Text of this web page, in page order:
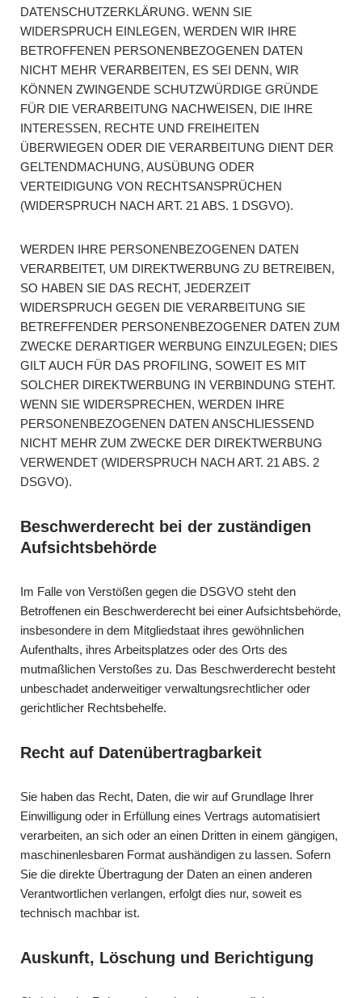
DATENSCHUTZERKLÄRUNG. WENN SIE
WIDERSPRUCH EINLEGEN, WERDEN WIR IHRE
BETROFFENEN PERSONENBEZOGENEN DATEN
NICHT MEHR VERARBEITEN, ES SEI DENN, WIR
KÖNNEN ZWINGENDE SCHUTZWÜRDIGE GRÜNDE
FÜR DIE VERARBEITUNG NACHWEISEN, DIE IHRE
INTERESSEN, RECHTE UND FREIHEITEN
ÜBERWIEGEN ODER DIE VERARBEITUNG DIENT DER
GELTENDMACHUNG, AUSÜBUNG ODER
VERTEIDIGUNG VON RECHTSANSPRÜCHEN
(WIDERSPRUCH NACH ART. 21 ABS. 1 DSGVO).
WERDEN IHRE PERSONENBEZOGENEN DATEN
VERARBEITET, UM DIREKTWERBUNG ZU BETREIBEN,
SO HABEN SIE DAS RECHT, JEDERZEIT
WIDERSPRUCH GEGEN DIE VERARBEITUNG SIE
BETREFFENDER PERSONENBEZOGENER DATEN ZUM
ZWECKE DERARTIGER WERBUNG EINZULEGEN; DIES
GILT AUCH FÜR DAS PROFILING, SOWEIT ES MIT
SOLCHER DIREKTWERBUNG IN VERBINDUNG STEHT.
WENN SIE WIDERSPRECHEN, WERDEN IHRE
PERSONENBEZOGENEN DATEN ANSCHLIESSEND
NICHT MEHR ZUM ZWECKE DER DIREKTWERBUNG
VERWENDET (WIDERSPRUCH NACH ART. 21 ABS. 2
DSGVO).
Beschwerde­recht bei der zuständigen
Aufsichts­behörde
Im Falle von Verstößen gegen die DSGVO steht den
Betroffenen ein Beschwerderecht bei einer Aufsichtsbehörde,
insbesondere in dem Mitgliedstaat ihres gewöhnlichen
Aufenthalts, ihres Arbeitsplatzes oder des Orts des
mutmaßlichen Verstoßes zu. Das Beschwerderecht besteht
unbeschadet anderweitiger verwaltungsrechtlicher oder
gerichtlicher Rechtsbehelfe.
Recht auf Daten­übertrag­barkeit
Sie haben das Recht, Daten, die wir auf Grundlage Ihrer
Einwilligung oder in Erfüllung eines Vertrags automatisiert
verarbeiten, an sich oder an einen Dritten in einem gängigen,
maschinenlesbaren Format aushändigen zu lassen. Sofern
Sie die direkte Übertragung der Daten an einen anderen
Verantwortlichen verlangen, erfolgt dies nur, soweit es
technisch machbar ist.
Auskunft, Löschung und Berichtigung